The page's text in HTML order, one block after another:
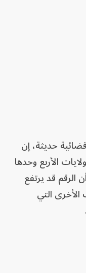
حديثة، إن
الأربع وحدها
أن الرقم قد يرتفع
التي